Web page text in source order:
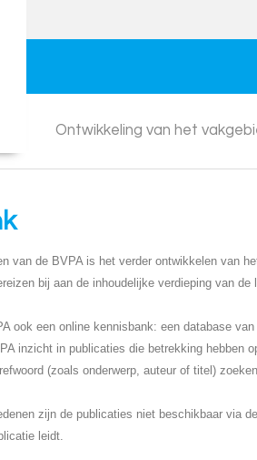
Ontwikkeling van het
van de BVPA is het verder ontwikkelen van
bij aan de inhoudelijke verdieping van de
ook een online kennisbank: een database
inzicht in publicaties die betrekking hebben
(zoals onderwerp, auteur of titel)
zijn de publicaties niet beschikbaar via
leidt.